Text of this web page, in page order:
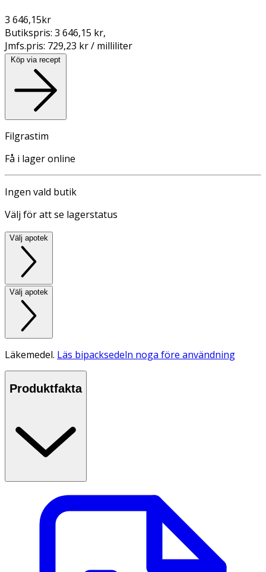
3 646,15kr
Butikspris: 3 646,15 kr,
Jmfs.pris: 729,23 kr / milliliter
Köp via recept
Filgrastim
Få i lager online
Ingen vald butik
Välj för att se lagerstatus
Välj apotek
Välj apotek
Läkemedel. Läs bipacksedeln noga före användning
Produktfakta